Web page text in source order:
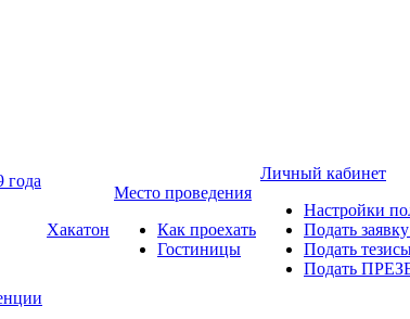
года
Хакатон
Место проведения
Как проехать
Гостиницы
Личный кабинет
Настройки
Подать
Подать
Подать